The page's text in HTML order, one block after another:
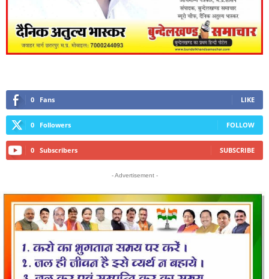
0 Fans LIKE
0 Followers FOLLOW
0 Subscribers SUBSCRIBE
- Advertisement -